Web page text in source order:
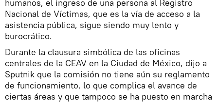
humanos, el ingreso de una persona al Registro
Nacional de Víctimas, que es la vía de acceso a la
asistencia pública, sigue siendo muy lento y
burocrático.
Durante la clausura simbólica de las oficinas
centrales de la CEAV en la Ciudad de México, dijo a
Sputnik que la comisión no tiene aún su reglamento
de funcionamiento, lo que complica el avance de
ciertas áreas y que tampoco se ha puesto en marcha